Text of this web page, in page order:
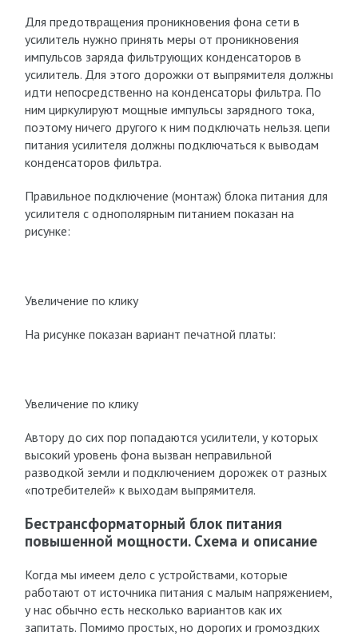
Для предотвращения проникновения фона сети в
усилитель нужно принять меры от проникновения
импульсов заряда фильтрующих конденсаторов в
усилитель. Для этого дорожки от выпрямителя должны
идти непосредственно на конденсаторы фильтра. По
ним циркулируют мощные импульсы зарядного тока,
поэтому ничего другого к ним подключать нельзя. цепи
питания усилителя должны подключаться к выводам
конденсаторов фильтра.
Правильное подключение (монтаж) блока питания для
усилителя с однополярным питанием показан на
рисунке:
Увеличение по клику
На рисунке показан вариант печатной платы:
Увеличение по клику
Автору до сих пор попадаются усилители, у которых
высокий уровень фона вызван неправильной
разводкой земли и подключением дорожек от разных
«потребителей» к выходам выпрямителя.
Бестрансформаторный блок питания
повышенной мощности. Схема и описание
Когда мы имеем дело с устройствами, которые
работают от источника питания с малым напряжением,
у нас обычно есть несколько вариантов как их
запитать. Помимо простых, но дорогих и громоздких